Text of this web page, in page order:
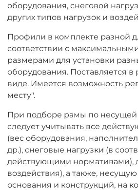
оборудования, снеговой
других типов нагрузок и
Профили в комплекте разной
соответствии с
размерами для установки
оборудования. Поставляется в
виде. Имеется возможность
месту".
При подборе рамы по несущей
следует учитывать все
(вес оборудования,
др.), снеговые нагрузки (в
действующими нормативами),
воздействия), а также,
основания и конструкций, на